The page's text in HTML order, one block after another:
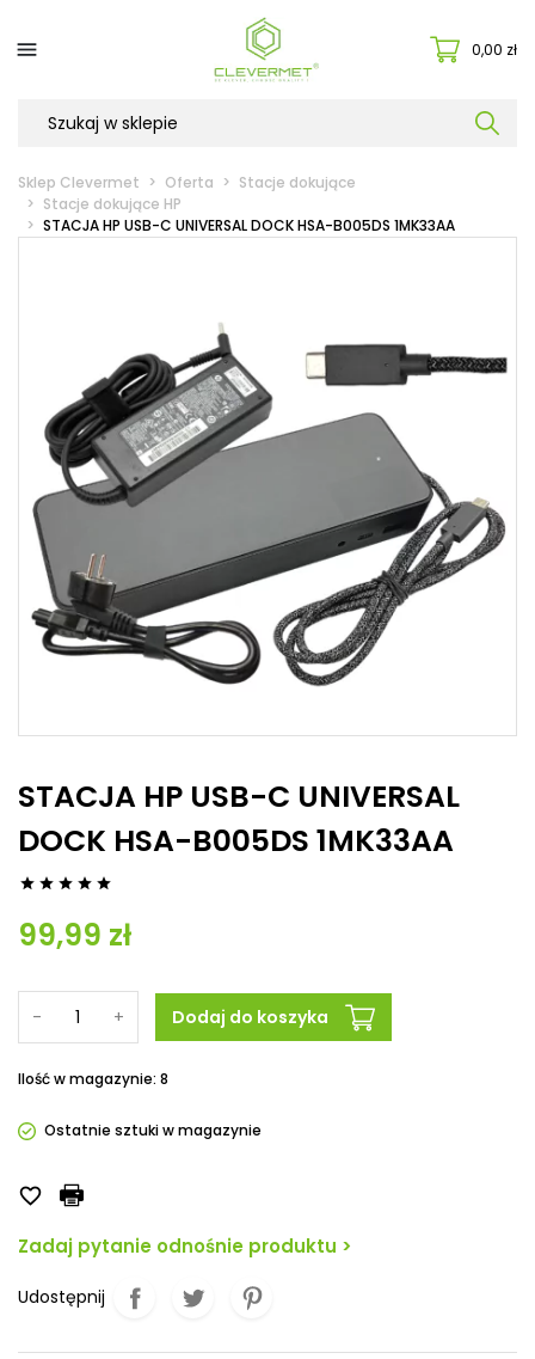
 0,00 zł
Sklep Clevermet Oferta
Stacje dokujące
Stacje dokujące HP
STACJA HP USB-C UNIVERSAL DOCK HSA-B005DS 1MK33AA
STACJA HP USB-C UNIVERSAL
DOCK HSA-B005DS 1MK33AA
    
99,99 zł
- + Dodaj do koszyka
Ilość w magazynie: 8
Ostatnie sztuki w magazynie

Zadaj pytanie odnośnie produktu >
Udostępnij